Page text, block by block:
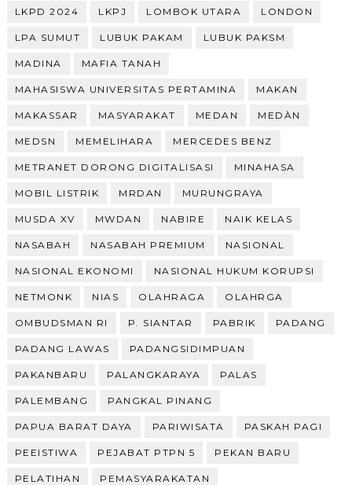
LKPD 2024 LKPJ LOMBOK UTARA LONDON
LPA SUMUT LUBUK PAKAM LUBUK PAKSM
MADINA MAFIA TANAH
MAHASISWA UNIVERSITAS PERTAMINA MAKAN
MAKASSAR MASYARAKAT MEDAN MEDÀN
MEDSN MEMELIHARA MERCEDES BENZ
METRANET DORONG DIGITALISASI MINAHASA
MOBIL LISTRIK MRDAN MURUNGRAYA
MUSDA XV MWDAN NABIRE NAIK KELAS
NASABAH NASABAH PREMIUM NASIONAL
NASIONAL EKONOMI NASIONAL HUKUM KORUPSI
NETMONK NIAS OLAHRAGA OLAHRGA
OMBUDSMAN RI P. SIANTAR PABRIK PADANG
PADANG LAWAS PADANGSIDIMPUAN
PAKANBARU PALANGKARAYA PALAS
PALEMBANG PANGKAL PINANG
PAPUA BARAT DAYA PARIWISATA PASKAH PAGI
PEEISTIWA PEJABAT PTPN 5 PEKAN BARU
PELATIHAN PEMASYARAKATAN